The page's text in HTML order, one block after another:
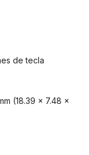
de tecla
(18.39 x 7.48 x